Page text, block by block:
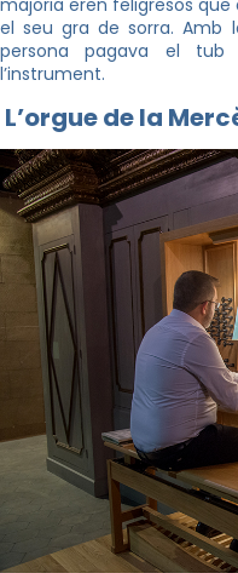
el seu gra de sorra. Amb
persona pagava el tub
l’instrument.
L’orgue de la